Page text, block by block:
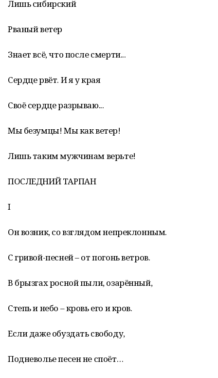
Лишь сибирский
Рваный ветер
Знает всё, что после смерти...
Сердце рвёт. И я у края
Своё сердце разрываю...
Мы безумцы! Мы как ветер!
Лишь таким мужчинам верьте!
ПОСЛЕДНИЙ ТАРПАН
I
Он возник, со взглядом непреклонным.
С гривой-песней – от погонь ветров.
В брызгах росной пыли, озарённый,
Степь и небо – кровь его и кров.
Если даже обуздать свободу,
Подневолье песен не споёт…